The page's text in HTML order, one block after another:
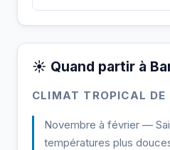
☀️ Quand partir à
CLIMAT TROPICAL DE
Novembre à février —
températures plus